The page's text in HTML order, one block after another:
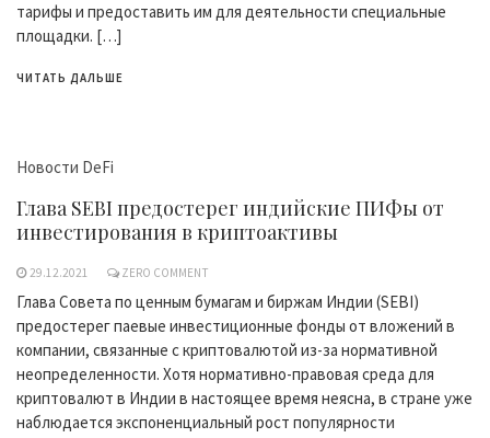
тарифы и предоставить им для деятельности специальные
площадки. […]
ЧИТАТЬ ДАЛЬШЕ
Новости DeFi
Глава SEBI предостерег индийские ПИФы от
инвестирования в криптоактивы
29.12.2021 ZERO COMMENT
Глава Совета по ценным бумагам и биржам Индии (SEBI)
предостерег паевые инвестиционные фонды от вложений в
компании, связанные с криптовалютой из-за нормативной
неопределенности. Хотя нормативно-правовая среда для
криптовалют в Индии в настоящее время неясна, в стране уже
наблюдается экспоненциальный рост популярности